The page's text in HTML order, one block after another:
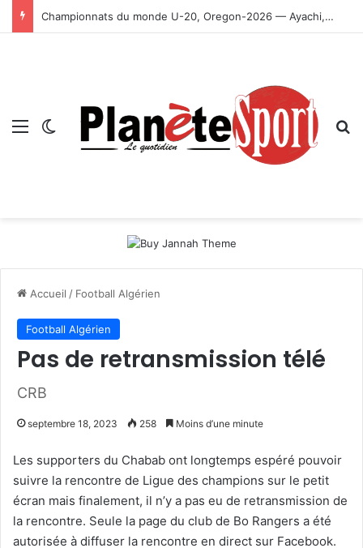
Championnats du monde U-20, Oregon-2026 — Ayachi, Dissa, Touahria et Ghezali en finale
Menu Switch skin
Accueil / Football Algérien
Football Algérien
Pas de retransmission télé
CRB
septembre 18, 2023 258 Moins d’une minute
Les supporters du Chabab ont longtemps espéré pouvoir
suivre la rencontre de Ligue des champions sur le petit
écran mais finalement, il n’y a pas eu de retransmission de
la rencontre. Seule la page du club de Bo Rangers a été
autorisée à diffuser la rencontre en direct sur Facebook.